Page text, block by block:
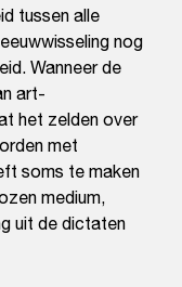
tussen alle
nog
Wanneer de
art-
het zelden over
met
soms te maken
medium,
uit de dictaten